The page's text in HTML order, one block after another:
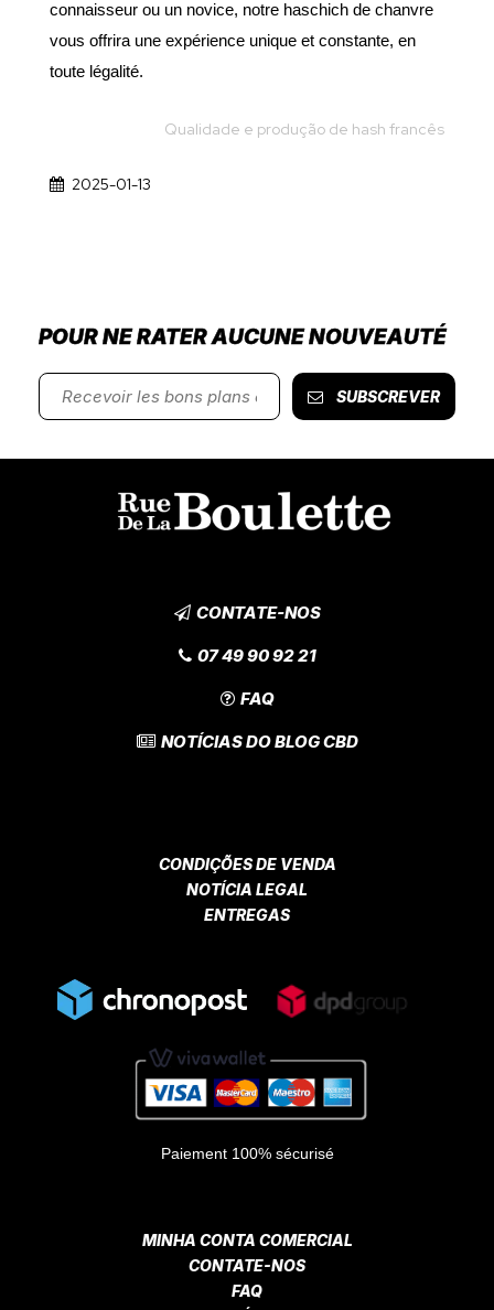
connaisseur ou un novice, notre haschich de chanvre
vous offrira une expérience unique et constante, en
toute légalité.
Qualidade e produção de hash francês
2025-01-13
POUR NE RATER AUCUNE NOUVEAUTÉ
SUBSCREVER
CONTATE-NOS
07 49 90 92 21
FAQ
NOTÍCIAS DO BLOG CBD
CONDIÇÕES DE VENDA
NOTÍCIA LEGAL
ENTREGAS
Paiement 100% sécurisé
MINHA CONTA COMERCIAL
CONTATE-NOS
FAQ